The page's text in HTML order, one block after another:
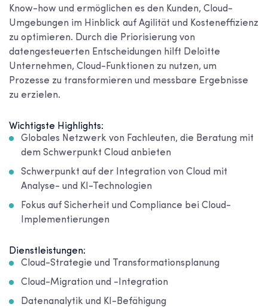
Know-how und ermöglichen es den Kunden, Cloud-
Umgebungen im Hinblick auf Agilität und Kosteneffizienz
zu optimieren. Durch die Priorisierung von
datengesteuerten Entscheidungen hilft Deloitte
Unternehmen, Cloud-Funktionen zu nutzen, um
Prozesse zu transformieren und messbare Ergebnisse
zu erzielen.
Wichtigste Highlights:
Globales Netzwerk von Fachleuten, die Beratung mit
dem Schwerpunkt Cloud anbieten
Schwerpunkt auf der Integration von Cloud mit
Analyse- und KI-Technologien
Fokus auf Sicherheit und Compliance bei Cloud-
Implementierungen
Dienstleistungen:
Cloud-Strategie und Transformationsplanung
Cloud-Migration und -Integration
Datenanalytik und KI-Befähigung